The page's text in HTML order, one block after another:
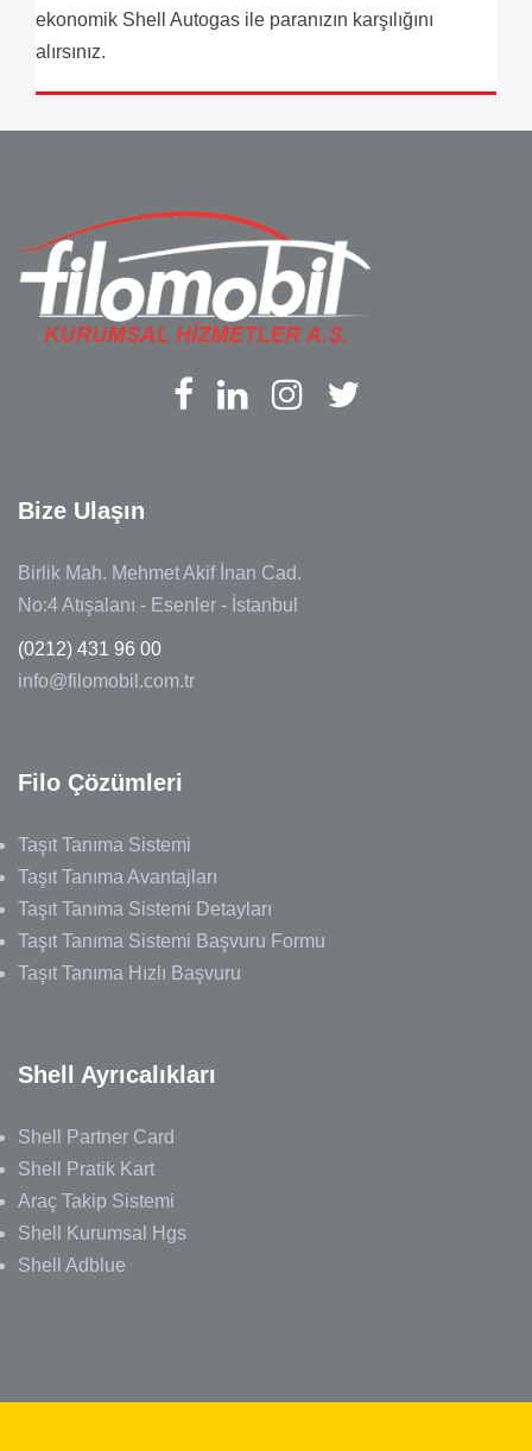
ekonomik Shell Autogas ile paranızın karşılığını
alırsınız.
Bize Ulaşın
Birlik Mah. Mehmet Akif İnan Cad.
No:4 Atışalanı - Esenler - İstanbul
(0212) 431 96 00
info@filomobil.com.tr
Filo Çözümleri
Taşıt Tanıma Sistemi
Taşıt Tanıma Avantajları
Taşıt Tanıma Sistemi Detayları
Taşıt Tanıma Sistemi Başvuru Formu
Taşıt Tanıma Hızlı Başvuru
Shell Ayrıcalıkları
Shell Partner Card
Shell Pratik Kart
Araç Takip Sistemi
Shell Kurumsal Hgs
Shell Adblue